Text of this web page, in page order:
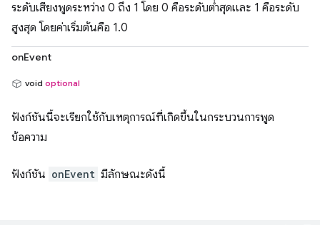
ระดับเสียงพูดระหว่าง 0 ถึง 1 โดย 0 คือระดับต่ำสุดและ 1 คือระดับ
สูงสุด โดยค่าเริ่มต้นคือ 1.0
onEvent
void optional
ฟังก์ชันนี้จะเรียกใช้กับเหตุการณ์ที่เกิดขึ้นในกระบวนการพูด
ข้อความ
ฟังก์ชัน onEvent มีลักษณะดังนี้